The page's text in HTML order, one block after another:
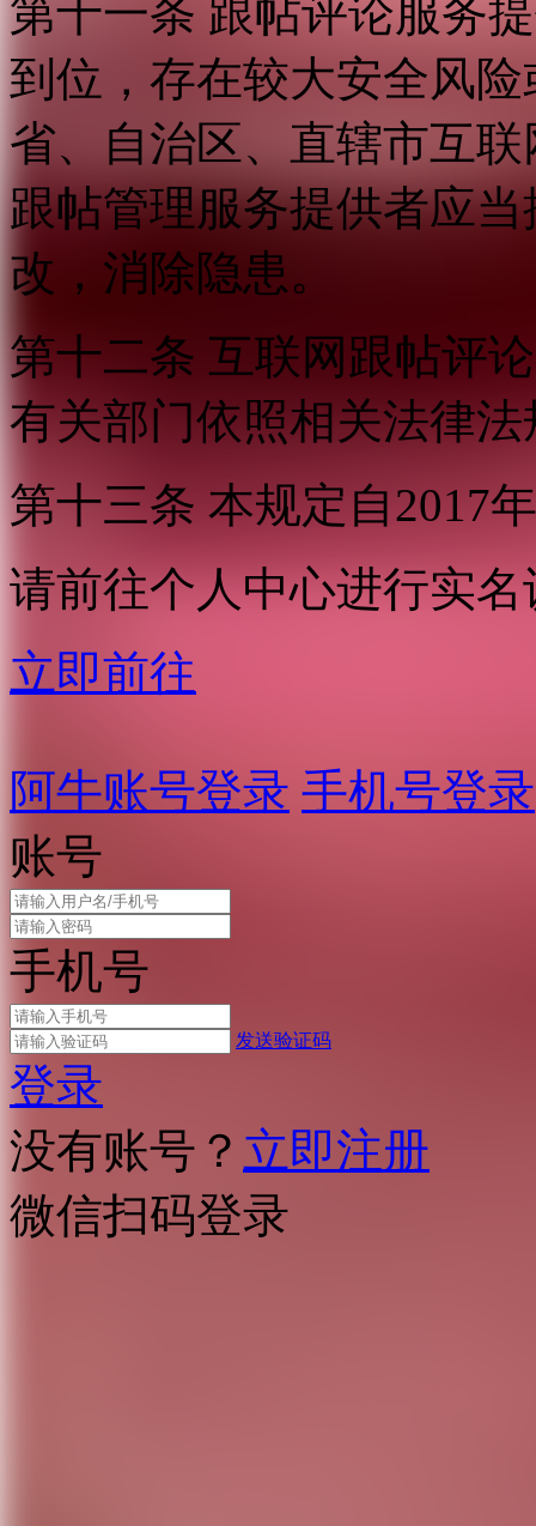
第十一条 跟帖评论服务
到位，存在较大安全风
省、自治区、直辖市互
跟帖管理服务提供者应
改，消除隐患。
第十二条 互联网跟帖评
有关部门依照相关法律
第十三条 本规定自2017
请前往个人中心进行实名
立即前往
阿牛账号登录 手机号登录
账号
手机号
发送验证码
登录
没有账号？ 立即注册
微信扫码登录